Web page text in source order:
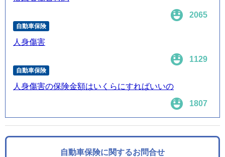
2065
自動車保険
人身傷害
1129
自動車保険
人身傷害の保険金額はいくらにすればいいの
1807
自動車保険に関するお問合せ